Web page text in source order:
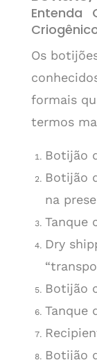
Entenda
Os
formais
termos
Botijão
Botijão
na
Tanque
Dry
Botijão
Tanque
Botijão